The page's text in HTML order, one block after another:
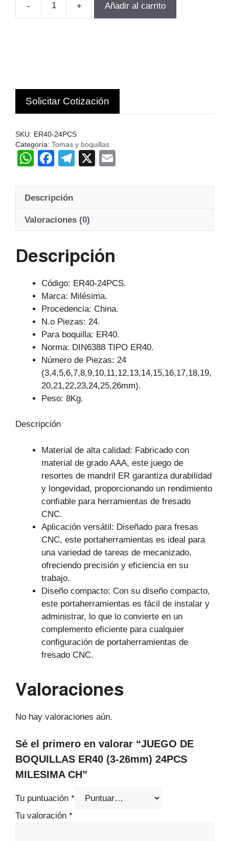
-
JUEGO
24PCS
MILESIMA
CH
+ Añadir al carrito
Solicitar Cotización
SKU: ER40-24PCS
Categoría: Tomas y boquillas
W
at
A
p
F
c
b
o
T
e
a
X
ail
Descripción
Valoraciones (0)
Descripción
Código: ER40-24PCS.
Marca: Milésima.
Procedencia: China.
N.o Piezas: 24.
Para boquilla: ER40.
Norma: DIN6388 TIPO ER40.
Número de Piezas: 24
(3,4,5,6,7,8,9,10,11,12,13,14,15,16,17,18,19,
20,21,22,23,24,25,26mm).
Peso: 8Kg.
Descripción
Material de alta calidad: Fabricado con
material de grado AAA, este juego de
resortes de mandril ER garantiza durabilidad
y longevidad, proporcionando un rendimiento
confiable para herramientas de fresado
CNC.
Aplicación versátil: Diseñado para fresas
CNC, este portaherramientas es ideal para
una variedad de tareas de mecanizado,
ofreciendo precisión y eficiencia en su
trabajo.
Diseño compacto: Con su diseño compacto,
este portaherramientas es fácil de instalar y
administrar, lo que lo convierte en un
complemento eficiente para cualquier
configuración de portaherramientas de
fresado CNC.
Valoraciones
No hay valoraciones aún.
Sé el primero en valorar “JUEGO DE
BOQUILLAS ER40 (3-26mm) 24PCS
MILESIMA CH”
Tu puntuación *
Tu valoración *